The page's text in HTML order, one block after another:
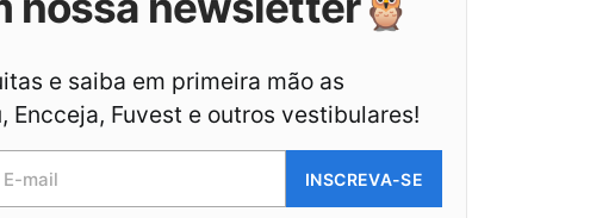
e saiba em primeira mão as
Encceja, Fuvest e outros vestibulares!
INSCREVA-SE